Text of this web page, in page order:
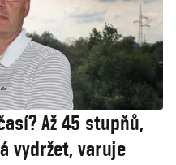
Až 45 stupňů,
vydržet, varuje